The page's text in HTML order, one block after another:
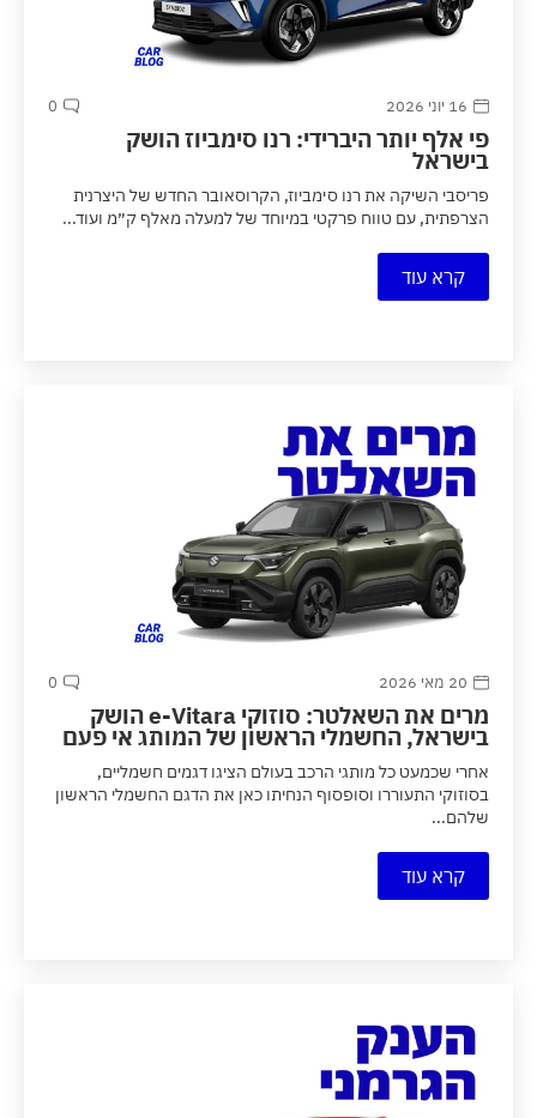
16 יוני 2026 0
פי אלף יותר היברידי: רנו סימביוז הושק
בישראל
פריסבי השיקה את רנו סימביוז, הקרוסאובר החדש של היצרנית
הצרפתית, עם טווח פרקטי במיוחד של למעלה מאלף ק״מ ועוד...
קרא עוד
20 מאי 2026 0
מרים את השאלטר: סוזוקי e-Vitara הושק
בישראל, החשמלי הראשון של המותג אי פעם
אחרי שכמעט כל מותגי הרכב בעולם הציגו דגמים חשמליים,
בסוזוקי התעוררו וסופסוף הנחיתו כאן את הדגם החשמלי הראשון
שלהם...
קרא עוד